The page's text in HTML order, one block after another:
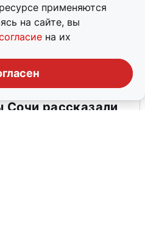
применяются
на сайте, вы
на их
Сочи рассказали